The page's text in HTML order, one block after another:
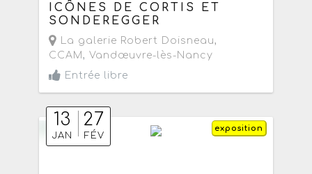
ICÔNES DE CORTIS ET
SONDEREGGER
La galerie Robert Doisneau,
CCAM , Vandœuvre-lès-Nancy
Entrée libre
13
JAN
27
FÉV
exposition